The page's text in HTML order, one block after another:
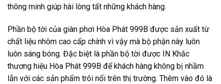
thông minh giúp hài lòng tất những khách hàng.
Phần bộ tời của giàn phơi Hòa Phát 999B được sản xuất từ
chất liệu nhôm cao cấp chính vì vậy mà bộ phận này luôn
luôn sáng bóng. Đặc biệt là phần bộ tời được IN Khắc
thương hiệu Hòa Phát 999B để khách hàng không bị nhầm
lẫn với các sản phẩm trôi nổi trên thị trường. Thêm vào đó là